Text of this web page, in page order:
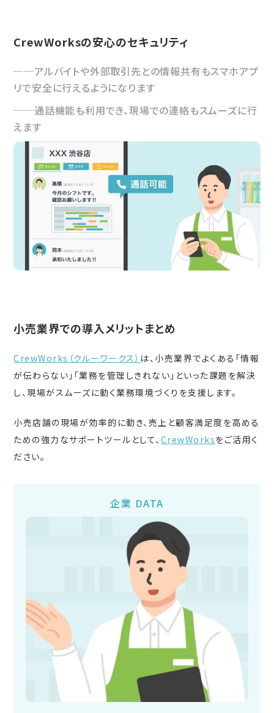
CrewWorksの安心のセキュリティ
アルバイトや外部取引先との情報共有もスマホアプ
リで安全に行えるようになります
通話機能も利用でき、現場での連絡もスムーズに行
えます
小売業界での導入メリットまとめ
CrewWorks（クルーワークス） は、小売業界でよくある「情報
が伝わらない」「業務を管理しきれない」といった課題を解決
し、現場がスムーズに動く業務環境づくりを支援します。
小売店舗の現場が効率的に動き、売上と顧客満足度を高める
ための強力なサポートツールとして、 CrewWorksをご活用く
ださい。
企業 DATA